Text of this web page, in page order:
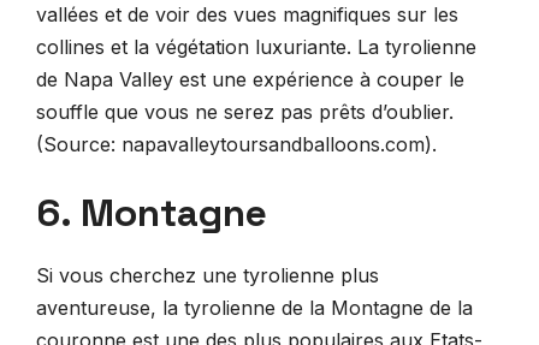
vallées et de voir des vues magnifiques sur les
collines et la végétation luxuriante. La tyrolienne
de Napa Valley est une expérience à couper le
souffle que vous ne serez pas prêts d’oublier.
(Source: napavalleytoursandballoons.com).
6. Montagne
Si vous cherchez une tyrolienne plus
aventureuse, la tyrolienne de la Montagne de la
couronne est une des plus populaires aux Etats-